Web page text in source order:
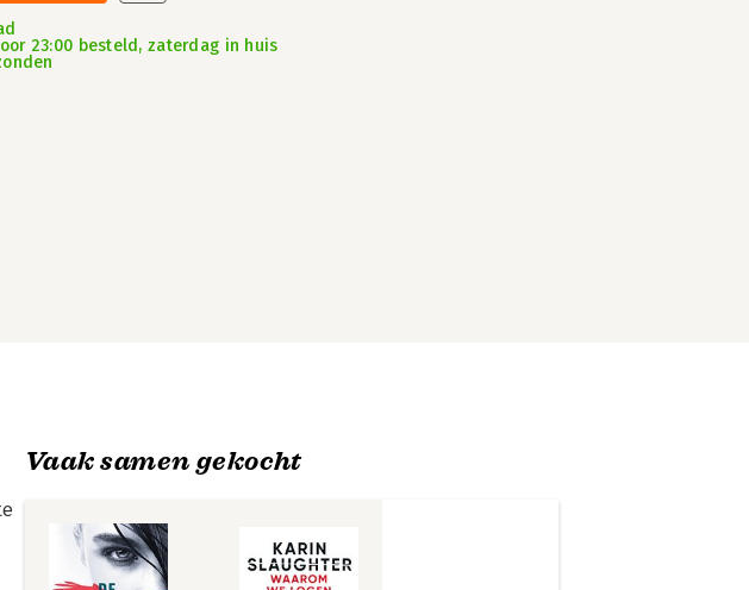
23:00 besteld, zaterdag in huis
Vaak samen gekocht